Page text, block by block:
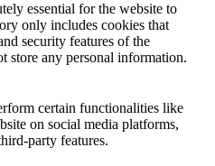
essential for the website to
only includes cookies that
security features of the
store any personal information.
certain functionalities like
on social media platforms,
party features.